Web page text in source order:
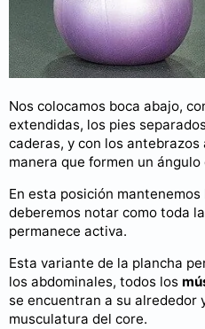
Nos colocamos boca abajo,
extendidas, los pies
caderas, y con los
manera que formen un ángulo
En esta posición
deberemos notar como toda
permanece activa.
Esta variante de la plancha
los abdominales, todos los
se encuentran a su alrededor
musculatura del core.